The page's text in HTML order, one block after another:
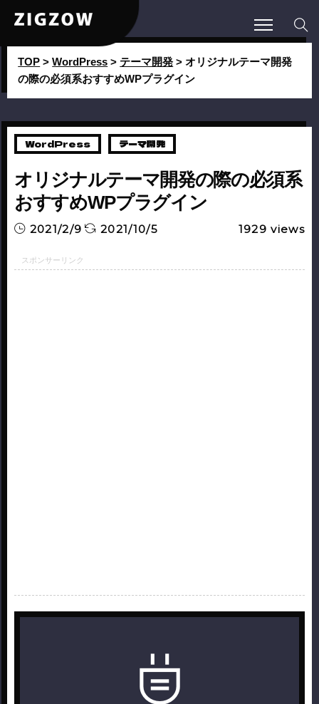
TOP >WordPress > テーマ開発 >オリジナルテーマ開発
の際の必須系おすすめWPプラグイン
WordPress テーマ開発
オリジナルテーマ開発の際の必須系
おすすめWPプラグイン
2021/2/9 2021/10/5 1929views